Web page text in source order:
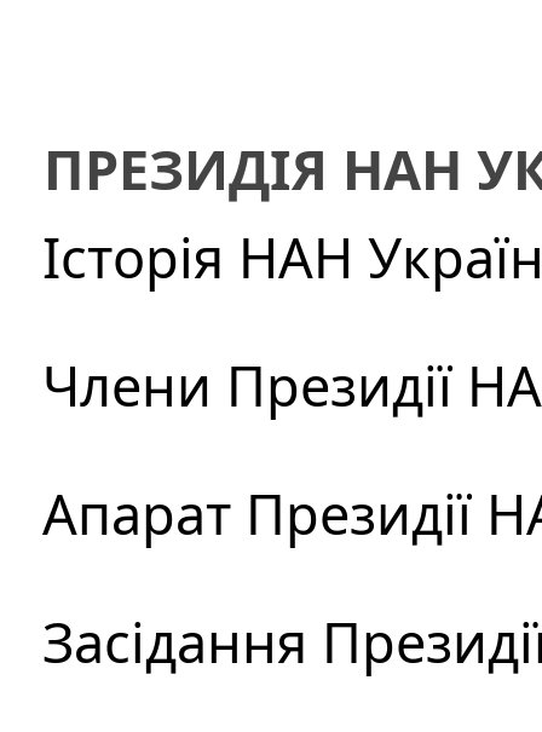
ПРЕЗИДІЯ НАН
Історія НАН
Члени Президії
Апарат Президії
Засідання